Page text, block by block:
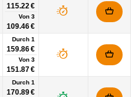
115.22 €
Von 3
109.46 €
Durch 1
159.86 €
Von 3
151.87 €
Durch 1
170.89 €